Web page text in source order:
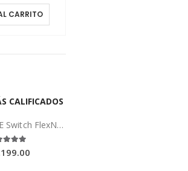
CARRITO
CALIFICADOS
HPE Switch FlexNetwork 5510 24G 4SFP+ HI 1-slot
out of 5